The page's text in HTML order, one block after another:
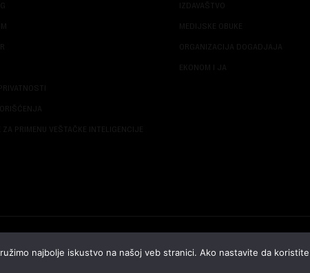
ZA PRIMENU VEŠTAČKE INTELIGENCIJE
IZDAVAŠTVO
MEDIJSKE OBUKE
ORGANIZACIJA DOGADJAJA
EKONOM I JA
najbolje iskustvo na našoj veb stranici. Ako nastavite da